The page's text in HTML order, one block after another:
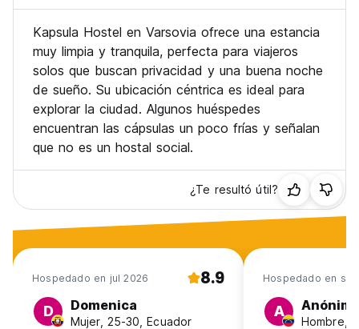
Kapsula Hostel en Varsovia ofrece una estancia
muy limpia y tranquila, perfecta para viajeros
solos que buscan privacidad y una buena noche
de sueño. Su ubicación céntrica es ideal para
explorar la ciudad. Algunos huéspedes
encuentran las cápsulas un poco frías y señalan
que no es un hostal social.
¿Te resultó útil?
Hospedado en jul 2026 8.9
D Domenica
Mujer, 25-30, Ecuador
Hospedado en
A
Hombre,